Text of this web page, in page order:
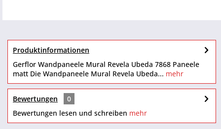
Produktinformationen
Gerflor Wandpaneele Mural Revela Ubeda 7868 Paneele
matt Die Wandpaneele Mural Revela Ubeda... mehr
Bewertungen
0
Bewertungen lesen und schreiben mehr